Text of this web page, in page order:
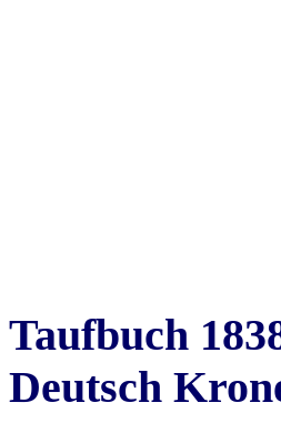
Taufbuch
Deutsch